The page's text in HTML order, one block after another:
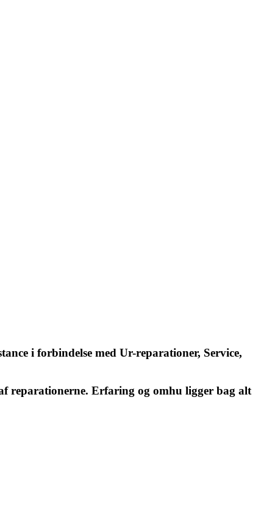
i forbindelse med Ur-reparationer, Service,
reparationerne. Erfaring og omhu ligger bag alt